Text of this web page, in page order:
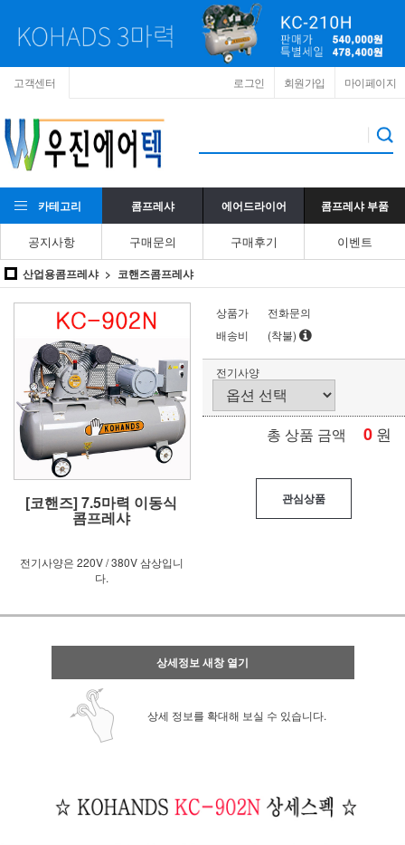
고객센터 마이페이지
회원가입
로그인
카테고리 콤프레샤 에어드라이어 콤프레샤 부품
공지사항 구매문의 구매후기 이벤트
산업용콤프레샤 코핸즈콤프레샤
[코핸즈] 7.5마력 이동식
콤프레샤
전기사양은 220V / 380V 삼상입니
다.
상품가
전화문의
배송비
(착불)
전기사양
총 상품 금액 0 원
관심상품
상세정보 새창 열기
상세 정보를 확대해 보실 수 있습니다.